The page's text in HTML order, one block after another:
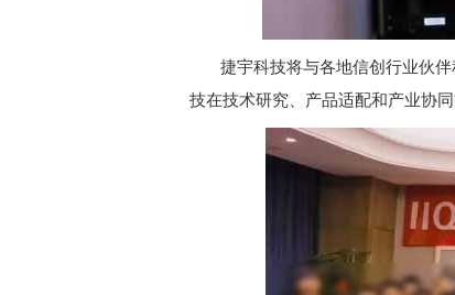
捷宇科技将与各地信创行业伙
技在技术研究、产品适配和产业协